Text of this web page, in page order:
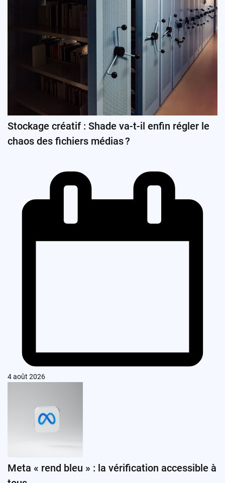
Stockage créatif : Shade va-t-il enfin régler le
chaos des fichiers médias ?
4 août 2026
Meta « rend bleu » : la vérification accessible à